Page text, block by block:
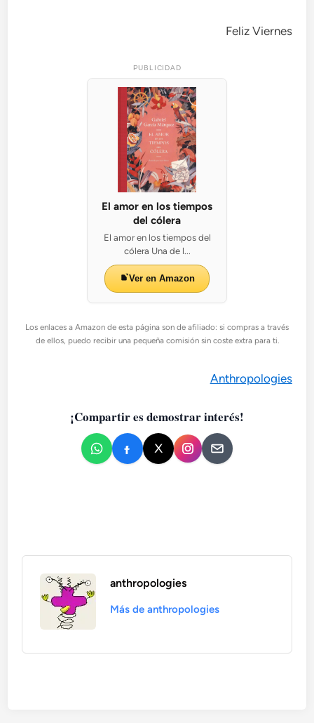
Feliz Viernes
PUBLICIDAD
El amor en los tiempos
del cólera
El amor en los tiempos del
cólera Una de l...
Ver en Amazon
Los enlaces a Amazon de esta página son de afiliado: si compras a través
de ellos, puedo recibir una pequeña comisión sin coste extra para ti.
Anthropologies
¡Compartir es demostrar interés!
anthropologies
Más de anthropologies